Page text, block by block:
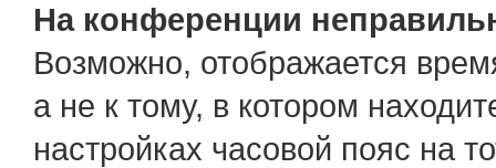
На конференции
Возможно, отображается
а не к тому, в котором
настройках часовой пояс на